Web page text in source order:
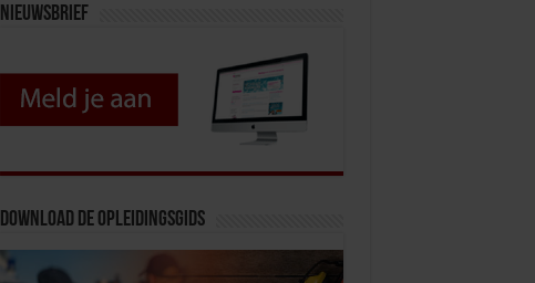
Nieuwsbrief
Download de opleidingsgids